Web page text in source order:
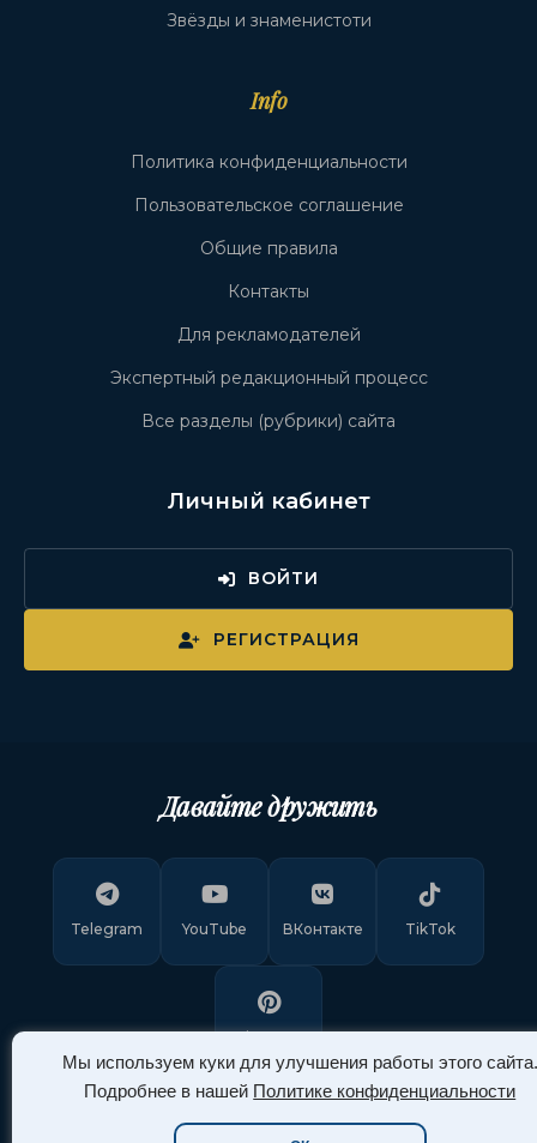
Мы используем куки для улучшения работы этого сайта.
Подробнее в нашей Политике конфиденциальности
Звёзды и знаменистоти
Info
Политика конфиденциальности
Пользовательское соглашение
Общие правила
Контакты
Для рекламодателей
Экспертный редакционный процесс
Все разделы (рубрики) сайта
Личный кабинет
ВОЙТИ
РЕГИСТРАЦИЯ
Давайте дружить
Telegram YouTube ВКонтакте TikTok
Pinterest